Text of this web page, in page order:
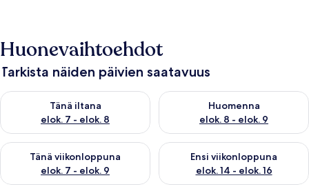
Huonevaihtoehdot
Tarkista näiden päivien saatavuus
Tänä iltana
elok. 7 - elok. 8
Tarkista tämän illan saatavuus elok. 7 - elok. 8
Huomenna
elok. 8 - elok. 9
Tarkista huomisen saatavuus
Tänä viikonloppuna
elok. 7 - elok. 9
Tarkista tämän viikonlopun saatavuus elok. 7 - elok. 9
Ensi viikonloppuna
elok. 14 - elok. 16
Tarkista ensi viikonlopun